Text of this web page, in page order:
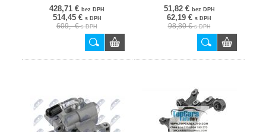
CRAFTER OE: A9064107116
428,71 € bez DPH
514,45 € s DPH
609,- €s DPH
CHEROKEE (WJ, WG) (99-) 2.7
CRD (BEZ VYSÚŠAČA)
55115918AB
51,82 € bez DPH
62,19 € s DPH
98,80 €s DPH